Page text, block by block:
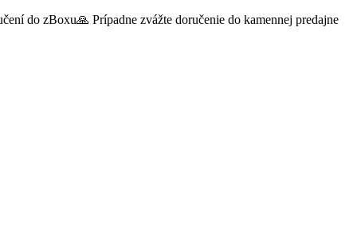
do zBoxu🙏 Prípadne zvážte doručenie do kamennej predajne